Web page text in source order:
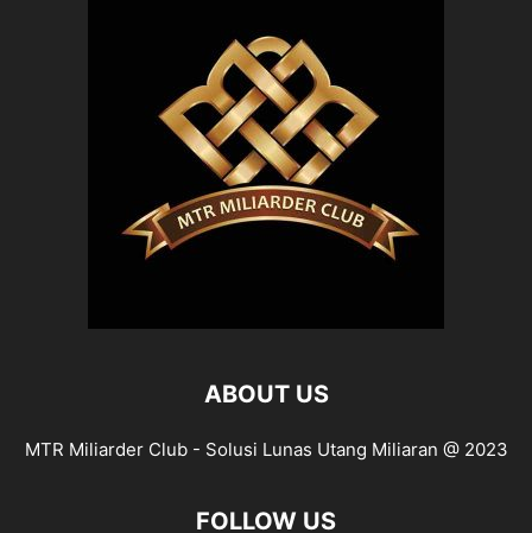
ABOUT US
MTR Miliarder Club - Solusi Lunas Utang Miliaran @ 2023
FOLLOW US